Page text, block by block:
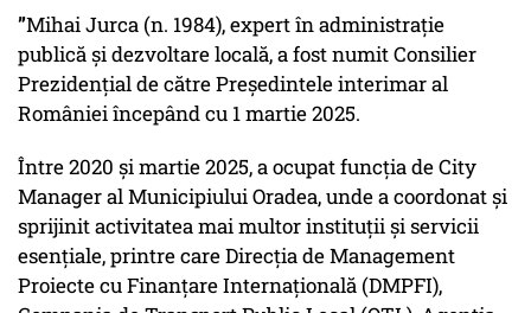
”Mihai Jurca (n. 1984), expert în administrație
publică și dezvoltare locală, a fost numit Consilier
Prezidențial de către Președintele interimar al
României începând cu 1 martie 2025.
Între 2020 și martie 2025, a ocupat funcția de City
Manager al Municipiului Oradea, unde a coordonat și
sprijinit activitatea mai multor instituții și servicii
esențiale, printre care Direcția de Management
Proiecte cu Finanțare Internațională (DMPFI),